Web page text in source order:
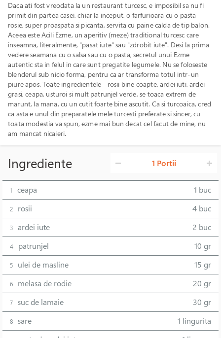
Daca ati fost vreodata la un restaurant turcesc, e imposibil sa nu fi
primit din partea casei, chiar la inceput, o farfurioara cu o pasta
rosie, super proaspata si picanta, servita cu paine calda de tip balon.
Aceea este Acili Ezme, un aperitiv (meze) traditional turcesc care
inseamna, literalmente, "pasat iute" sau "zdrobit iute". Desi la prima
vedere seamana cu o salsa sau cu o pasta, secretul unui Ezme
autentic sta in felul in care sunt pregatite legumele. Nu se foloseste
blenderul sub nicio forma, pentru ca ar transforma totul intr-un
piure apos. Toate ingredientele - rosii bine coapte, ardei iuti, ardei
grasi, ceapa, usturoi si mult patrunjel verde, se toaca extrem de
marunt, la mana, cu un cutit foarte bine ascutit. Ca si turcoaica, cred
ca asta e unul din preparatele mele turcesti preferate si sincer, cu
toata modestia va spun, ezme mai bun decat cel facut de mine, nu
am mancat nicaieri.
Ingrediente 1 Portii
1 ceapa 1 buc
2 rosii 4 buc
3 ardei iute 2 buc
4 patrunjel 10 gr
5 ulei de masline 15 gr
6 melasa de rodie 20 gr
7 suc de lamaie 30 gr
8 sare 1 lingurita